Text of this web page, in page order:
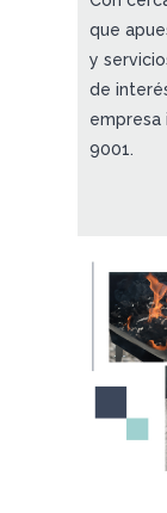
que
y
de
empresa
9001.